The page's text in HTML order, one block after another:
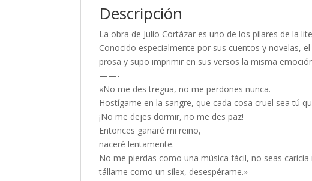
Descripción
La obra de Julio Cortázar es uno de los pilares de la
Conocido especialmente por sus cuentos y novelas,
prosa y supo imprimir en sus versos la misma
——-
«No me des tregua, no me perdones nunca.
Hostígame en la sangre, que cada cosa cruel sea tú
¡No me dejes dormir, no me des paz!
Entonces ganaré mi reino,
naceré lentamente.
No me pierdas como una música fácil, no seas caricia
tállame como un sílex, desespérame.»